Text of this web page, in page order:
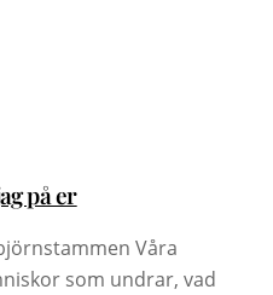
på er
Våra
som undrar, vad